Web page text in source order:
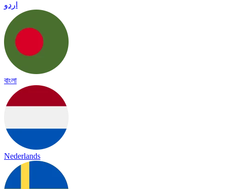
اردو
বাংলা
Nederlands